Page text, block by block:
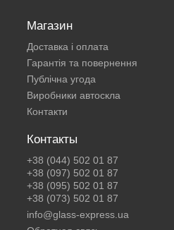
Магазин
Доставка і оплата
Гарантія та повернення
Публічна угода
Виробники автоскла
Контакти
Контакты
+38 (044) 502 01 87
+38 (097) 502 01 87
+38 (095) 502 01 87
+38 (073) 502 01 87
info@glass-express.ua